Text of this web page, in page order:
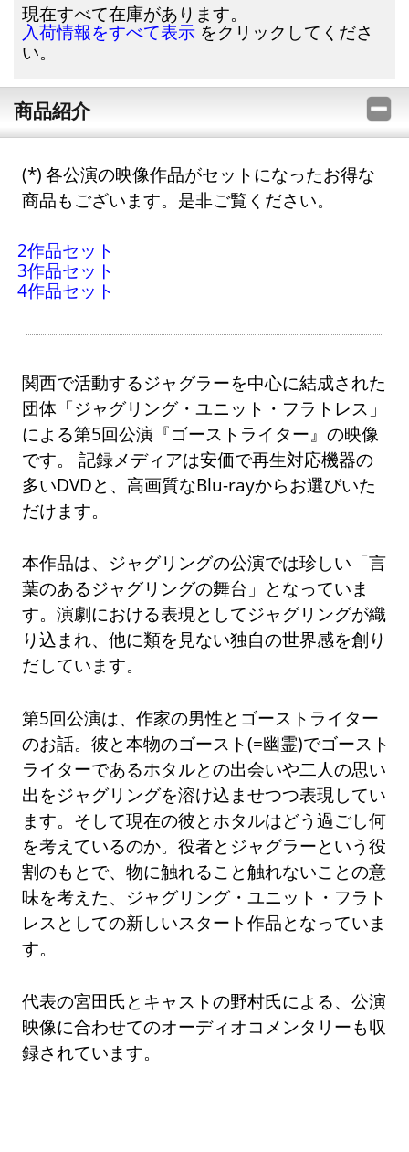
現在すべて在庫があります。
入荷情報をすべて表示 をクリックしてくださ
い。
商品紹介
各公演の映像作品がセットになったお得な
商品もございます。是非ご覧ください。
2作品セット
3作品セット
4作品セット
関西で活動するジャグラーを中心に結成された
団体「ジャグリング・ユニット・フラトレス」
による第5回公演『ゴーストライター』の映像
です。 記録メディアは安価で再生対応機器の
多いDVDと、高画質なBlu-rayからお選びいた
だけます。
本作品は、ジャグリングの公演では珍しい「言
葉のあるジャグリングの舞台」となっていま
す。演劇における表現としてジャグリングが織
り込まれ、他に類を見ない独自の世界感を創り
だしています。
第5回公演は、作家の男性とゴーストライター
のお話。彼と本物のゴースト(=幽霊)でゴースト
ライターであるホタルとの出会いや二人の思い
出をジャグリングを溶け込ませつつ表現してい
ます。そして現在の彼とホタルはどう過ごし何
を考えているのか。役者とジャグラーという役
割のもとで、物に触れること触れないことの意
味を考えた、ジャグリング・ユニット・フラト
レスとしての新しいスタート作品となっていま
す。
代表の宮田氏とキャストの野村氏による、公演
映像に合わせてのオーディオコメンタリーも収
録されています。